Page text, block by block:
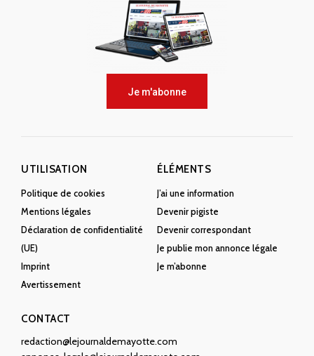
Je m'abonne
UTILISATION
Politique de cookies
Mentions légales
Déclaration de confidentialité
(UE)
Imprint
Avertissement
ÉLÉMENTS
J’ai une information
Devenir pigiste
Devenir correspondant
Je publie mon annonce légale
Je m’abonne
CONTACT
redaction@lejournaldemayotte.com